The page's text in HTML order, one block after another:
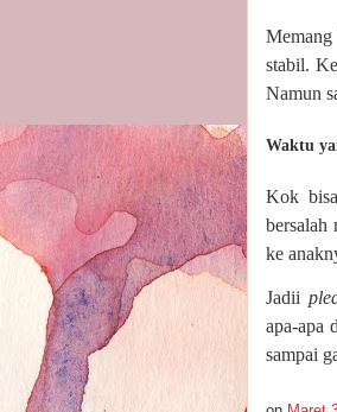
stabil.
Namun
Waktu
Kok
bersalah
ke
Jadii
apa-apa
sampai